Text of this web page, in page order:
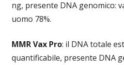
ng, presente DNA genomico:
uomo 78%.
MMR Vax Pro: il DNA totale
quantificabile, presente DNA